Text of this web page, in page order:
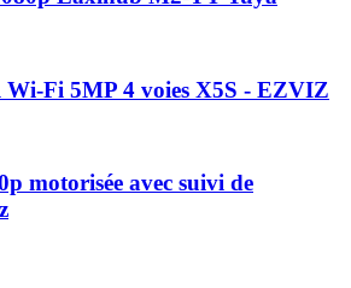
Fi 5MP 4 voies X5S - EZVIZ
motorisée avec suivi de